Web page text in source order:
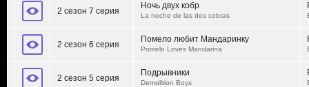
2 сезон 7 серия
Ночь двух кобр
La noche de las dos cobras
2 сезон 6 серия
Помело любит Мандаринку
Pomelo Loves Mandarina
2 сезон 5 серия
Подрывники
Demolition Boys